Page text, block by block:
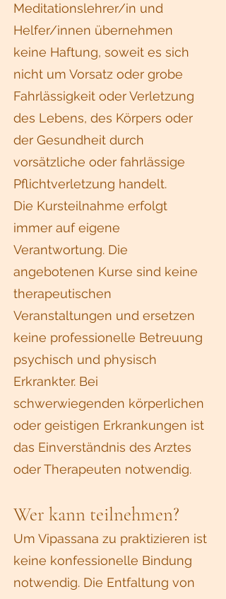
Meditationslehrer/in und
Helfer/innen übernehmen
keine Haftung, soweit es sich
nicht um Vorsatz oder grobe
Fahrlässigkeit oder Verletzung
des Lebens, des Körpers oder
der Gesundheit durch
vorsätzliche oder fahrlässige
Pflichtverletzung handelt.
Die Kursteilnahme erfolgt
immer auf eigene
Verantwortung. Die
angebotenen Kurse sind keine
therapeutischen
Veranstaltungen und ersetzen
keine professionelle Betreuung
psychisch und physisch
Erkrankter. Bei
schwerwiegenden körperlichen
oder geistigen Erkrankungen ist
das Einverständnis des Arztes
oder Therapeuten notwendig.
Wer kann teilnehmen?
Um Vipassana zu praktizieren ist
keine konfessionelle Bindung
notwendig. Die Entfaltung von